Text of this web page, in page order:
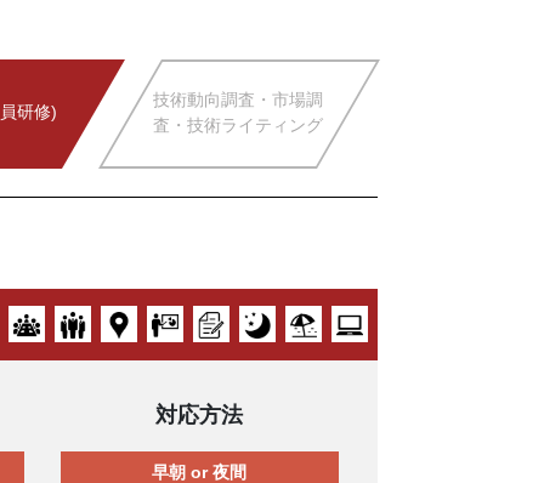
研修)
技術動向調査・市場調
査・技術ライティング
対応方法
早朝 or 夜間